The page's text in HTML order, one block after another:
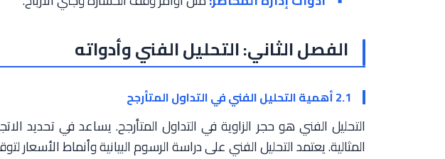
الفصل الثاني: التحليل الفني وأدواته
2.1 أهمية التحليل الفني في التداول المتأرجح
التحليل الفني هو حجر الزاوية في التداول المتأرجح. يساعد في تحديد
المثالية. يعتمد التحليل الفني على دراسة الرسوم البيانية وأنماط الأسعار